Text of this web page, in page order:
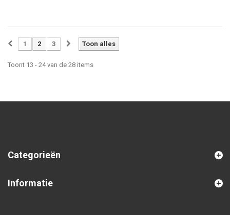
Toon alles
1 2 3
Toont 13 - 24 van de 28 items
Categorieën
Informatie